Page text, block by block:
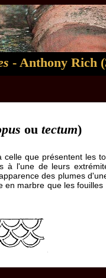
- Anthony Rich
ou tectum)
que présentent les
à l'une de leurs
des plumes
marbre que les